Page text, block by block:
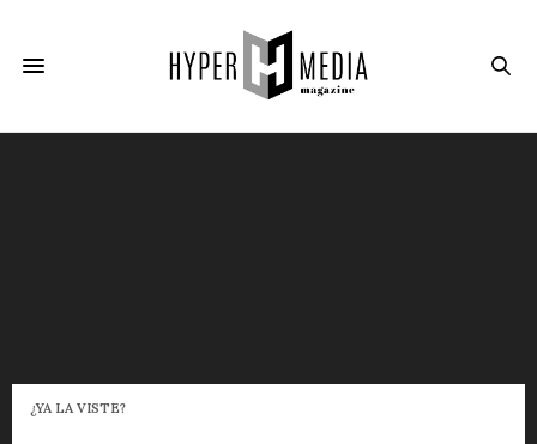
¿YA LA VISTE?